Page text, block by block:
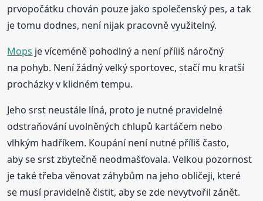
prvopočátku chován pouze jako společenský pes, a tak
je tomu dodnes, není nijak pracovně využitelný.
Mops je víceméně pohodlný a není příliš náročný
na pohyb. Není žádný velký sportovec, stačí mu kratší
procházky v klidném tempu.
Jeho srst neustále líná, proto je nutné pravidelné
odstraňování uvolněných chlupů kartáčem nebo
vlhkým hadříkem. Koupání není nutné příliš často,
aby se srst zbytečně neodmašťovala. Velkou pozornost
je také třeba věnovat záhybům na jeho obličeji, které
se musí pravidelně čistit, aby se zde nevytvořil zánět.